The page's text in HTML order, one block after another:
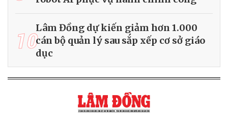
10Lâm Đồng dự kiến giảm hơn 1.000
cán bộ quản lý sau sắp xếp cơ sở giáo
dục